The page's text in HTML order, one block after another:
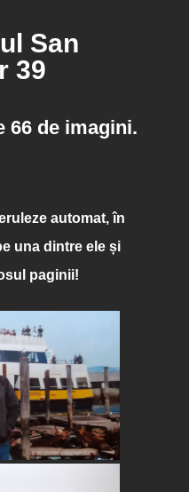
San
39
66 de imagini.
automat, în
una dintre ele și
paginii!